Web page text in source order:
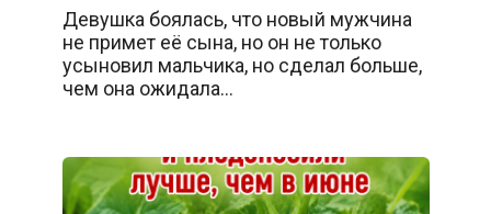
Девушка боялась, что новый мужчина
не примет её сына, но он не только
усыновил мальчика, но сделал больше,
чем она ожидала…